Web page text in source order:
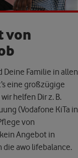
von
Deine Familie in allen
eine großzügige
helfen Dir z. B.
(Vodafone KiTa in
von
Angebot in
die awo lifebalance.